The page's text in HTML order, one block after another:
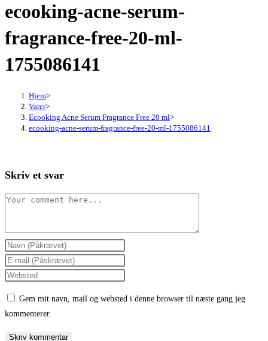
ecooking-acne-serum-
fragrance-free-20-ml-
1755086141
Hjem>
Varer>
Ecooking Acne Serum Fragrance Free 20 ml>
ecooking-acne-serum-fragrance-free-20-ml-1755086141
Skriv et svar
Comment
Enter
your
name
comment
Enter
your
comment
Enter
(optional)
Gem mit navn, mail og websted i denne browser til næste gang jeg
kommenterer.